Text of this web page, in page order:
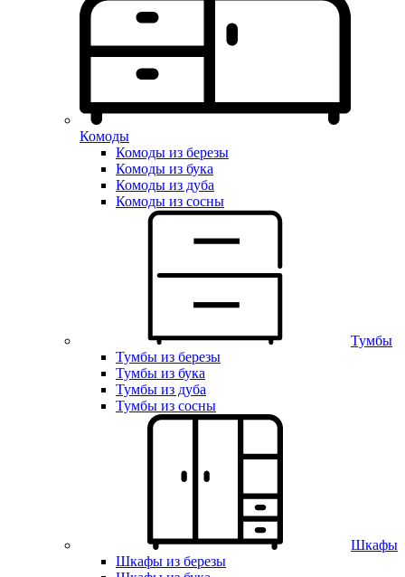
Комоды
Комоды из березы
Комоды из бука
Комоды из дуба
Комоды из сосны
Тумбы
Тумбы из березы
Тумбы из бука
Тумбы из дуба
Тумбы из сосны
Шкафы
Шкафы из березы